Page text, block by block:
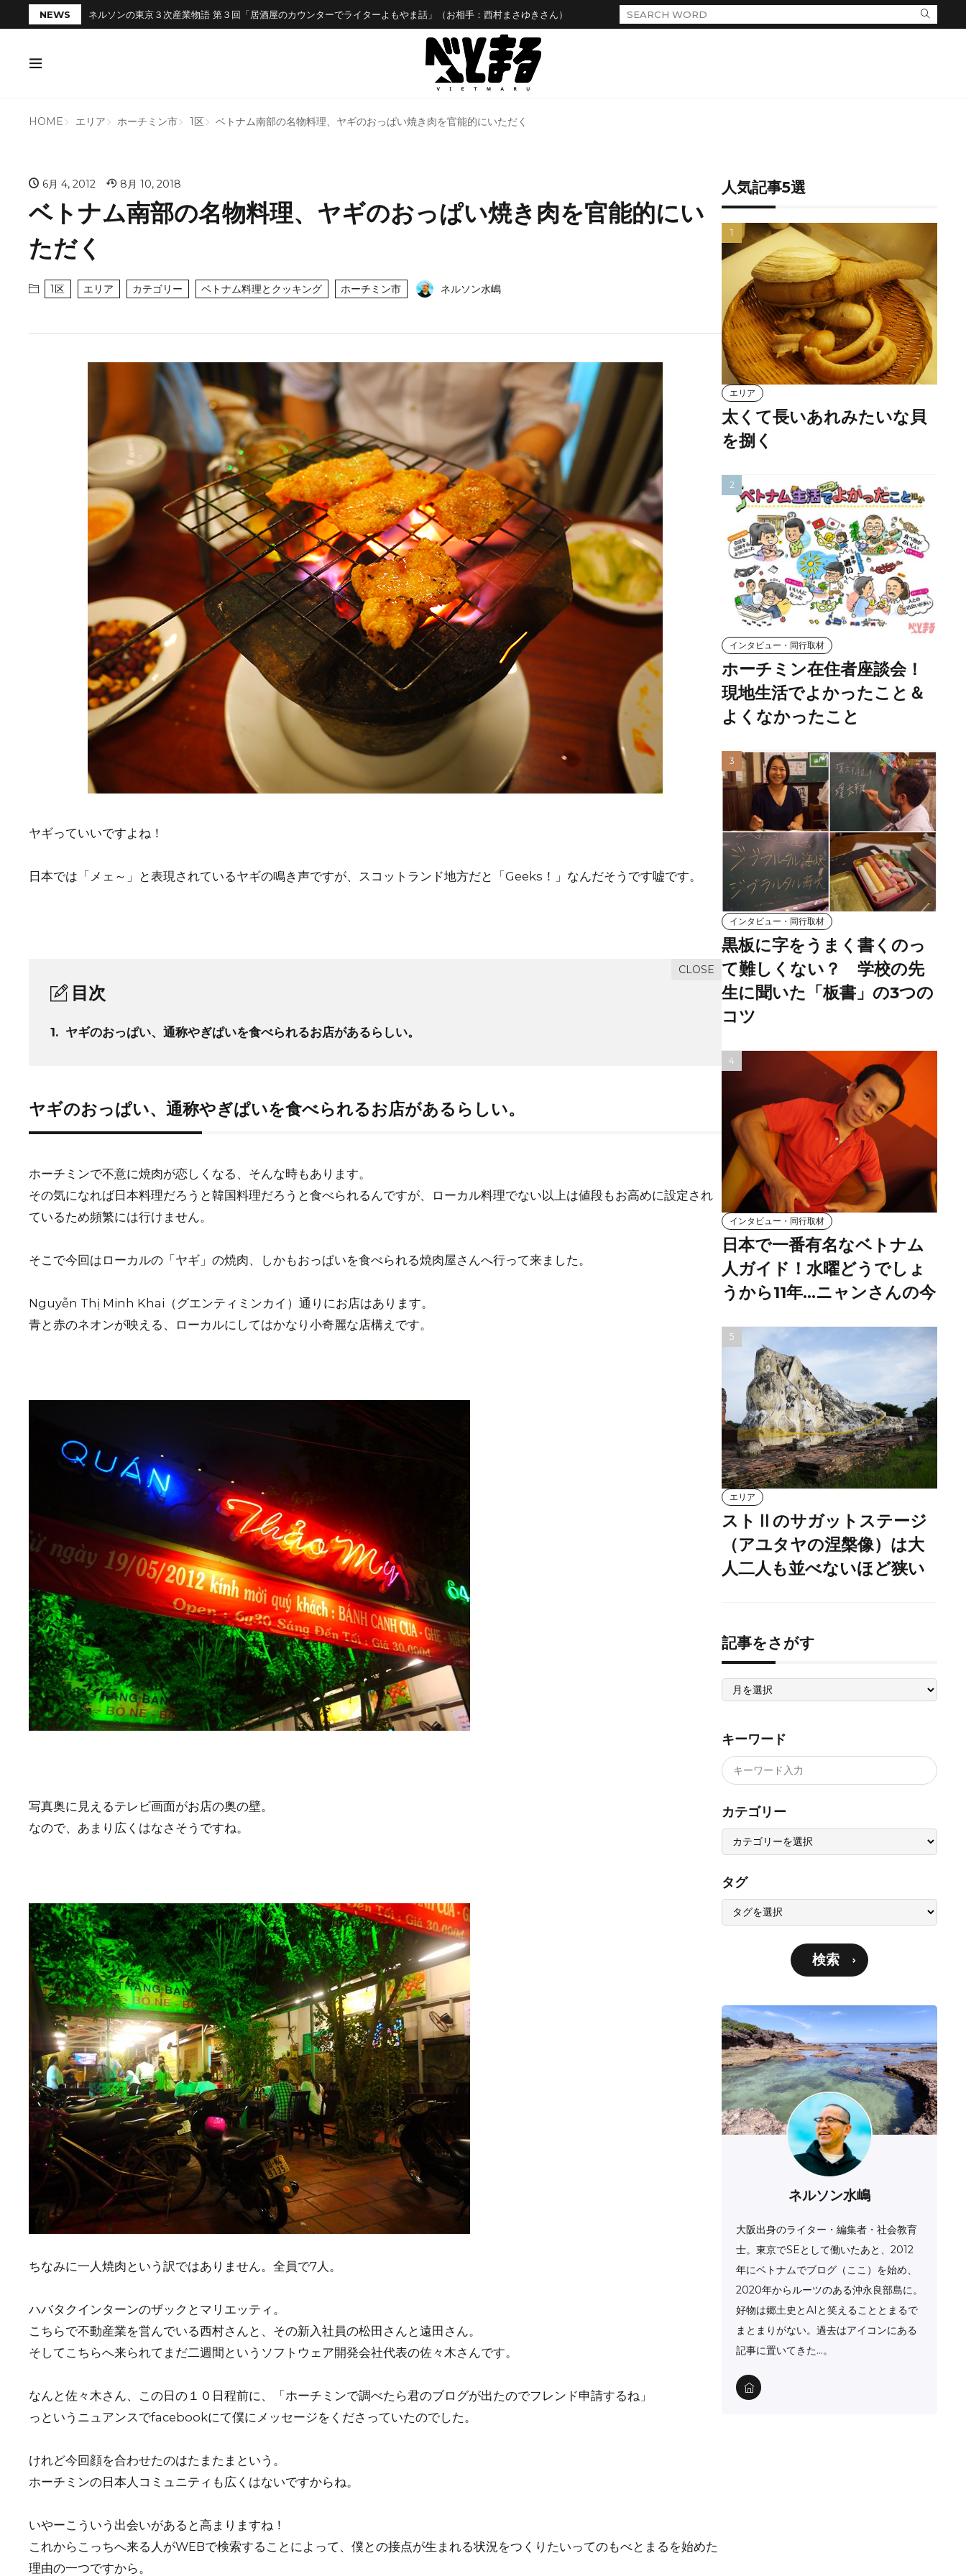
NEWS ネルソンの東京３次産業物語 第３回「居酒屋のカウンターでライターよもやま話」（お相手：西村まさゆきさん）
HOME エリア ホーチミン市 1区 ベトナム南部の名物料理、ヤギのおっぱい焼き肉を官能的にいただく
6月 4, 2012 8月 10, 2018
ベトナム南部の名物料理、ヤギのおっぱい焼き肉を官能的にい
ただく
1区 エリア カテゴリー ベトナム料理とクッキング ホーチミン市 ネルソン水嶋
ヤギっていいですよね！
日本では「メェ～」と表現されているヤギの鳴き声ですが、スコットランド地方だと「Geeks！」なんだそうです嘘です。
目次
1. ヤギのおっぱい、通称やぎぱいを食べられるお店があるらしい。
ヤギのおっぱい、通称やぎぱいを食べられるお店があるらしい。
ホーチミンで不意に焼肉が恋しくなる、そんな時もあります。
その気になれば日本料理だろうと韓国料理だろうと食べられるんですが、ローカル料理でない以上は値段もお高めに設定され
ているため頻繁には行けません。
そこで今回はローカルの「ヤギ」の焼肉、しかもおっぱいを食べられる焼肉屋さんへ行って来ました。
Nguyễn Thị Minh Khai（グエンティミンカイ）通りにお店はあります。
青と赤のネオンが映える、ローカルにしてはかなり小奇麗な店構えです。
写真奥に見えるテレビ画面がお店の奥の壁。
なので、あまり広くはなさそうですね。
ちなみに一人焼肉という訳ではありません。全員で7人。
ハバタクインターンのザックとマリエッティ。
こちらで不動産業を営んでいる西村さんと、その新入社員の松田さんと遠田さん。
そしてこちらへ来られてまだ二週間というソフトウェア開発会社代表の佐々木さんです。
なんと佐々木さん、この日の１０日程前に、「ホーチミンで調べたら君のブログが出たのでフレンド申請するね」
っというニュアンスでfacebookにて僕にメッセージをくださっていたのでした。
けれど今回顔を合わせたのはたまたまという。
ホーチミンの日本人コミュニティも広くはないですからね。
いやーこういう出会いがあると高まりますね！
これからこっちへ来る人がWEBで検索することによって、僕との接点が生まれる状況をつくりたいってのもべとまるを始めた
理由の一つですから。
人気記事5選
エリア
太くて長いあれみたいな貝
を捌く
インタビュー・同行取材
ホーチミン在住者座談会！
現地生活でよかったこと＆
よくなかったこと
インタビュー・同行取材
黒板に字をうまく書くのっ
て難しくない？ 学校の先
生に聞いた「板書」の3つの
コツ
インタビュー・同行取材
日本で一番有名なベトナム
人ガイド！水曜どうでしょ
うから11年…ニャンさんの今
エリア
ストⅡのサガットステージ
（アユタヤの涅槃像）は大
人二人も並べないほど狭い
記事をさがす
記
を
す
キーワード
カテゴリー
タグ
検索
ネルソン水嶋
大阪出身のライター・編集者・社会教育
士。東京でSEとして働いたあと、2012
年にベトナムでブログ（ここ）を始め、
2020年からルーツのある沖永良部島に。
好物は郷土史とAIと笑えることとまるで
まとまりがない。過去はアイコンにある
記事に置いてきた…。